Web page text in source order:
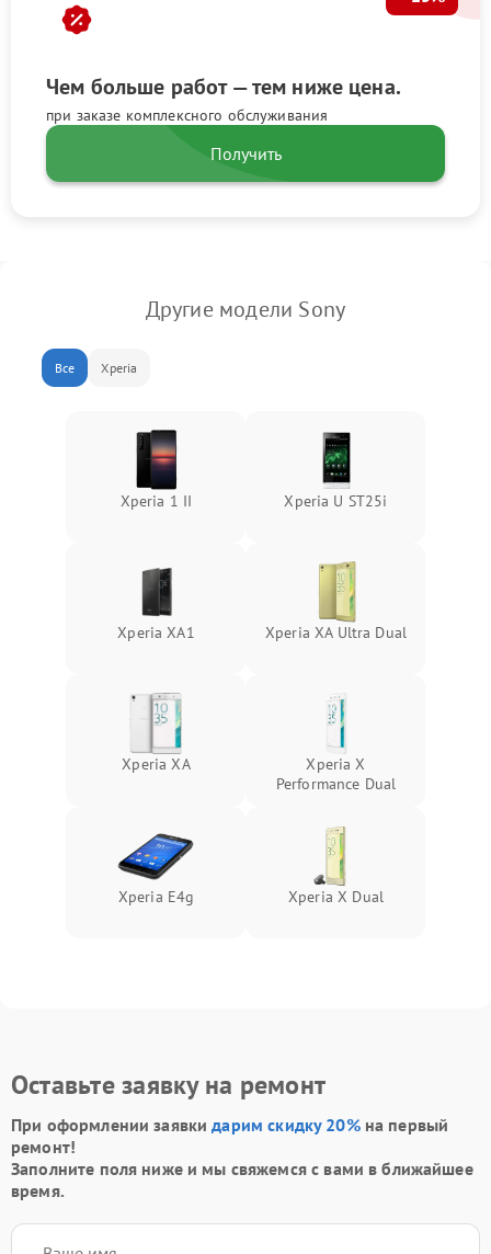
Чем больше работ — тем ниже цена.
при заказе комплексного обслуживания
Получить
Другие модели Sony
Все Xperia
Xperia 1 II Xperia U ST25i
Xperia XA1 Xperia XA Ultra Dual
Xperia XA
Xperia X
Performance Dual
Xperia E4g Xperia X Dual
Оставьте заявку на ремонт
При оформлении заявкидарим скидку 20%на первый
ремонт!
Заполните поля ниже и мы свяжемся с вами в ближайшее
время.